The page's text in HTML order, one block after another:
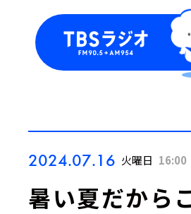
2024.07.16 火曜日 16:00
暑い夏だから